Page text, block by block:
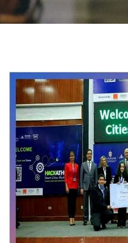
الطلاب
هيئة التدريس
الدراسات العليا
الخريجين
الموظفون